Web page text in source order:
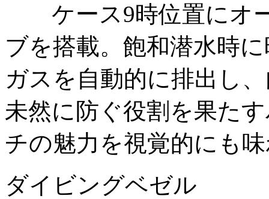
ケース9時位置にオ
ブを搭載。飽和潜水時
ガスを自動的に排出し
未然に防ぐ役割を果た
チの魅力を視覚的にも
ダイビングベゼル